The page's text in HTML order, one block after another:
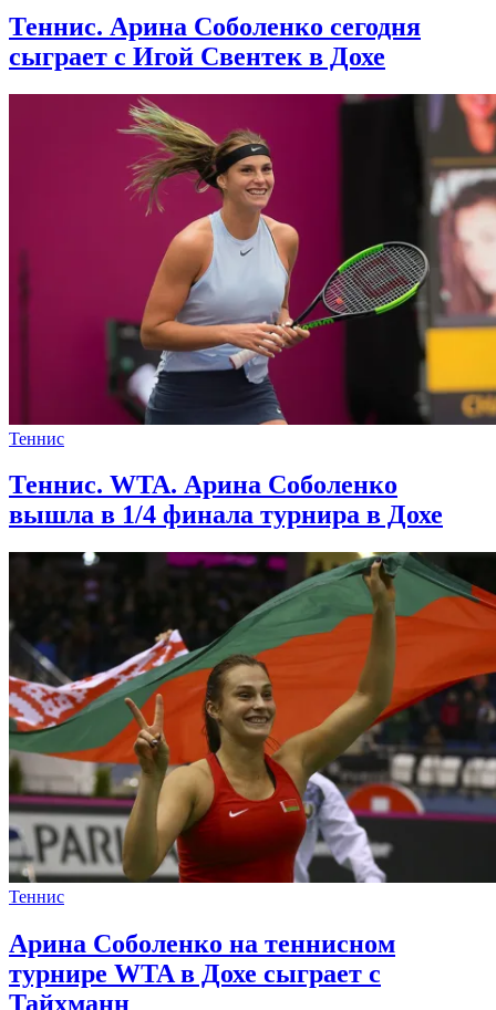
Теннис. Арина Соболенко сегодня
сыграет с Игой Свентек в Дохе
Теннис
Теннис. WTA. Арина Соболенко
вышла в 1/4 финала турнира в Дохе
Теннис
Арина Соболенко на теннисном
турнире WTA в Дохе сыграет с
Тайхманн